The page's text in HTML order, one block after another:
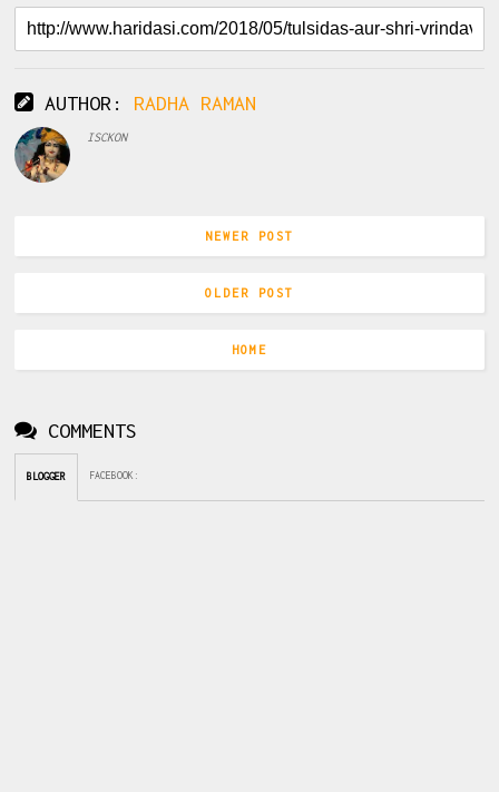
AUTHOR: RADHA RAMAN
ISCKON
NEWER POST
OLDER POST
HOME
COMMENTS
BLOGGER FACEBOOK :